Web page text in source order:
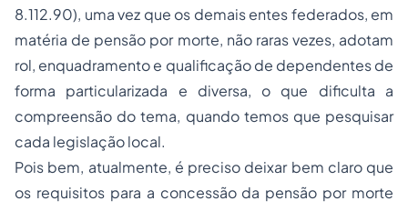
8.112.90), uma vez que os demais entes federados, em
matéria de pensão por morte, não raras vezes, adotam
rol, enquadramento e qualificação de dependentes de
forma particularizada e diversa, o que dificulta a
compreensão do tema, quando temos que pesquisar
cada legislação local.
Pois bem, atualmente, é preciso deixar bem claro que
os requisitos para a concessão da pensão por morte